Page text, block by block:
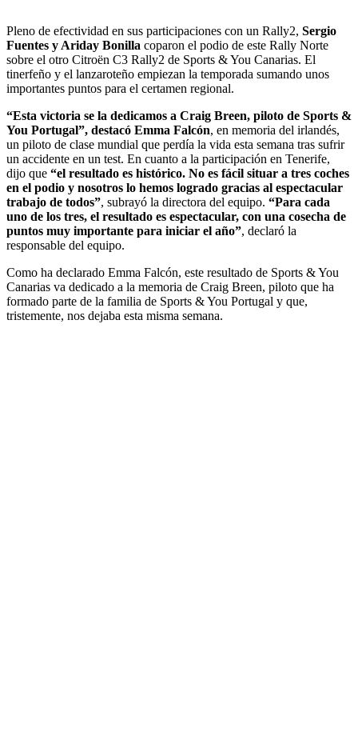
Pleno de efectividad en sus participaciones con un Rally2, Sergio
Fuentes y Ariday Bonilla coparon el podio de este Rally Norte
sobre el otro Citroën C3 Rally2 de Sports & You Canarias. El
tinerfeño y el lanzaroteño empiezan la temporada sumando unos
importantes puntos para el certamen regional.
“Esta victoria se la dedicamos a Craig Breen, piloto de Sports &
You Portugal”, destacó Emma Falcón, en memoria del irlandés,
un piloto de clase mundial que perdía la vida esta semana tras sufrir
un accidente en un test. En cuanto a la participación en Tenerife,
dijo que “el resultado es histórico. No es fácil situar a tres coches
en el podio y nosotros lo hemos logrado gracias al espectacular
trabajo de todos”, subrayó la directora del equipo. “Para cada
uno de los tres, el resultado es espectacular, con una cosecha de
puntos muy importante para iniciar el año”, declaró la
responsable del equipo.
Como ha declarado Emma Falcón, este resultado de Sports & You
Canarias va dedicado a la memoria de Craig Breen, piloto que ha
formado parte de la familia de Sports & You Portugal y que,
tristemente, nos dejaba esta misma semana.